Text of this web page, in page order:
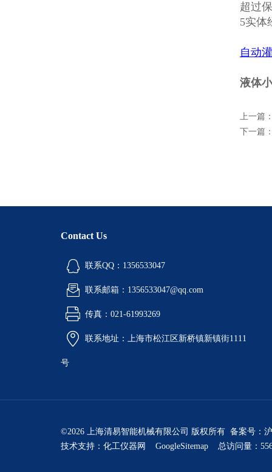
超过
5实体
自动
液体
上一篇
下一篇
Contact Us
联系QQ：1356533047
联系邮箱：1356533047@qq.com
传真：021-61993269
联系地址：上海市松江区新桥镇新镇街1111
号
©2026 上海清易智能机械有限公司 版权所有 备案号：
技术支持： 化工仪器网 GoogleSitemap 总访问量：